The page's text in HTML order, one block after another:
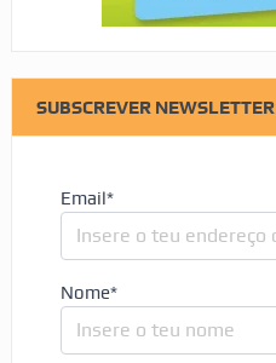
SUBSCREVER NEWSLETTER
Email*
Nome*